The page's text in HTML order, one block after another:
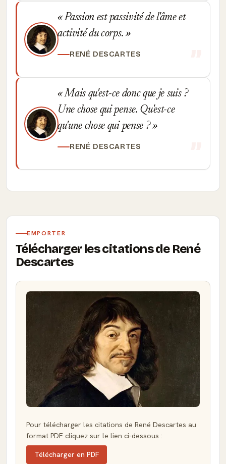
Passion est passivité de l'âme et
activité du corps.
RENÉ DESCARTES
Mais qu'est-ce donc que je suis ?
Une chose qui pense. Qu'est-ce
qu'une chose qui pense ?
RENÉ DESCARTES
EMPORTER
Télécharger les citations de René
Descartes
Pour télécharger les citations de René Descartes au
format PDF cliquez sur le lien ci-dessous :
Télécharger en PDF